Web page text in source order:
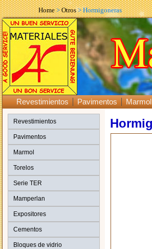
Home>Otros> Hormigoneras
Revestimientos Pavimentos Marmol
Revestimientos
Pavimentos
Marmol
Torelos
Serie TER
Mamperlan
Expositores
Cementos
Bloques de vidrio